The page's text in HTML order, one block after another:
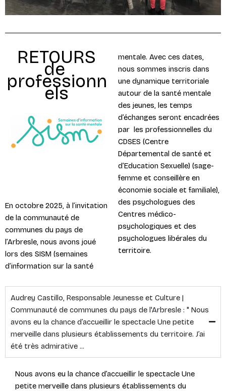
RETOURS
de
professionn
els
En octobre 2025, à l’invitation
de la communauté de
communes du pays de
l’Arbresle, nous avons joué
lors des SISM (semaines
d’information sur la santé
mentale. Avec ces dates,
nous sommes inscris dans
une dynamique territoriale
autour de la santé mentale
des jeunes, les temps
d’échanges seront encadrées
par les professionnelles du
CDSES (Centre
Départemental de santé et
d’Education Sexuelle) (sage-
femme et conseillère en
économie sociale et familiale),
des psychologues des
Centres médico-
psychologiques et des
psychologues libérales du
territoire.​
Audrey Castillo, Responsable Jeunesse et Culture |
Communauté de communes du pays de l'Arbresle : " Nous
avons eu la chance d’accueillir le spectacle Une petite
merveille dans plusieurs établissements du territoire. J’ai
été très admirative ...
Nous avons eu la chance d’accueillir le spectacle Une
petite merveille dans plusieurs établissements du